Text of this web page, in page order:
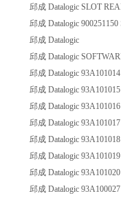
邱成 Datalogic SLOT
邱成 Datalogic
邱成 Datalogic
邱成 Datalogic
邱成 Datalogic
邱成 Datalogic
邱成 Datalogic
邱成 Datalogic
邱成 Datalogic
邱成 Datalogic
邱成 Datalogic
邱成 Datalogic